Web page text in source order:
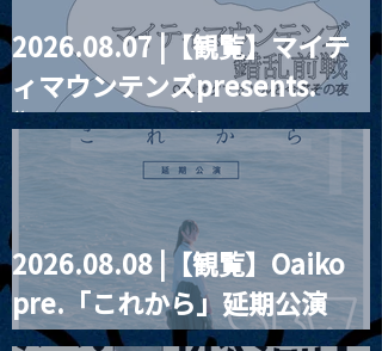
MoonRomantic
Channel1周年記念Live
2026.08.07 |【観覧】マイテ
ィマウンテンズpresents.
“HALL-IN-ONE”
2026.08.08 |【観覧】Oaiko
pre.「これから」延期公演
Blurred City Lights × 17歳